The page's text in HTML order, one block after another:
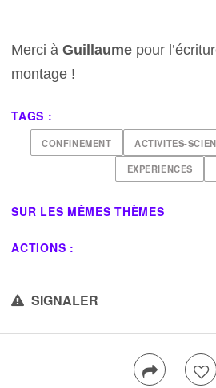
Merci àGuillaume pour
montage !
TAGS :
CONFINEMENT ACTIVITES-
EXPERIENCES
SUR LES MÊMES THÈMES
ACTIONS :
SIGNALER